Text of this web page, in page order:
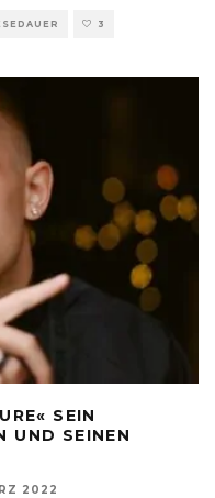
3
SEIN
UND SEINEN
2022